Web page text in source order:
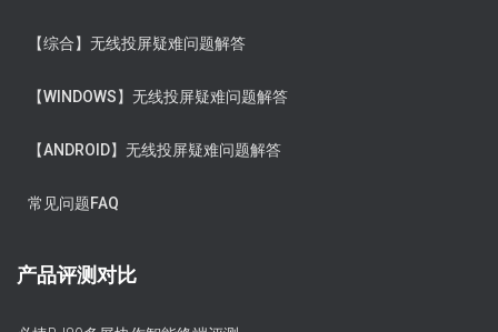
【综合】无线投屏疑难问题解答
【WINDOWS】无线投屏疑难问题解答
【ANDROID】无线投屏疑难问题解答
常见问题FAQ
产品评测对比